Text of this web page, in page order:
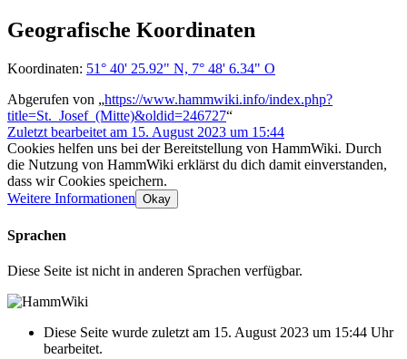
Geografische Koordinaten
Koordinaten: 51° 40' 25.92" N, 7° 48' 6.34" O
Abgerufen von „https://www.hammwiki.info/index.php?
title=St._Josef_(Mitte)&oldid=246727“
Zuletzt bearbeitet am 15. August 2023 um 15:44
Cookies helfen uns bei der Bereitstellung von HammWiki. Durch
die Nutzung von HammWiki erklärst du dich damit einverstanden,
dass wir Cookies speichern.
Weitere Informationen Okay
Sprachen
Diese Seite ist nicht in anderen Sprachen verfügbar.
Diese Seite wurde zuletzt am 15. August 2023 um 15:44 Uhr
bearbeitet.